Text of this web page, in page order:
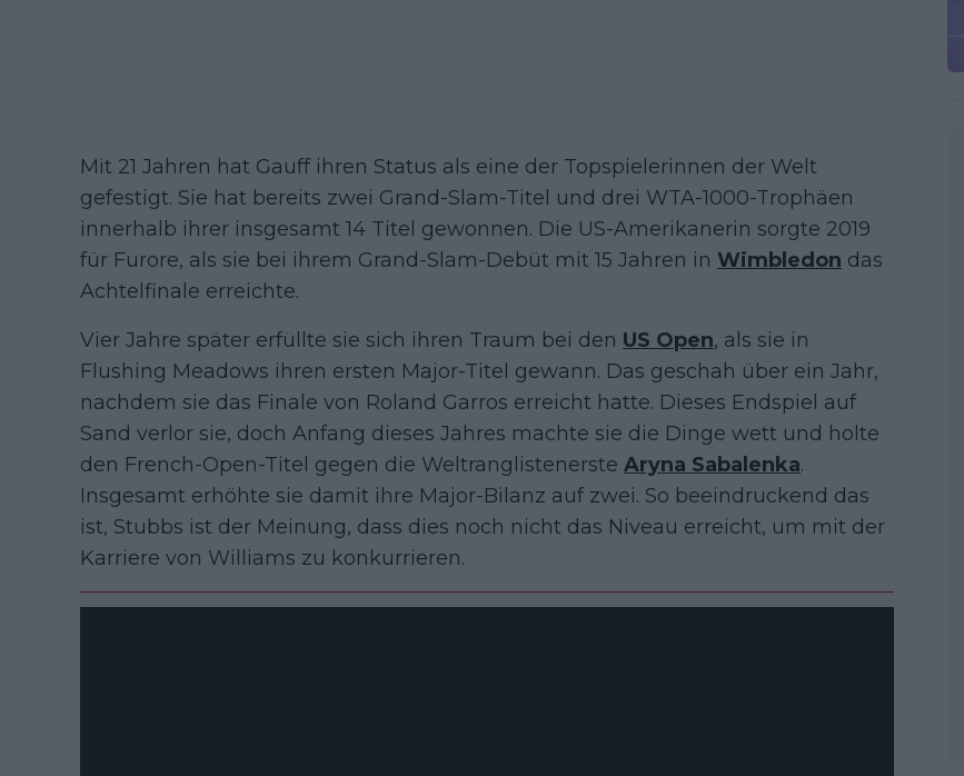
Mit 21 Jahren hat Gauff ihren Status als eine der Topspielerinnen der Welt
gefestigt. Sie hat bereits zwei Grand-Slam-Titel und drei WTA-1000-Trophäen
innerhalb ihrer insgesamt 14 Titel gewonnen. Die US-Amerikanerin sorgte 2019
für Furore, als sie bei ihrem Grand-Slam-Debüt mit 15 Jahren in Wimbledon das
Achtelfinale erreichte.
Vier Jahre später erfüllte sie sich ihren Traum bei den US Open, als sie in
Flushing Meadows ihren ersten Major-Titel gewann. Das geschah über ein Jahr,
nachdem sie das Finale von Roland Garros erreicht hatte. Dieses Endspiel auf
Sand verlor sie, doch Anfang dieses Jahres machte sie die Dinge wett und holte
den French-Open-Titel gegen die Weltranglistenerste Aryna Sabalenka.
Insgesamt erhöhte sie damit ihre Major-Bilanz auf zwei. So beeindruckend das
ist, Stubbs ist der Meinung, dass dies noch nicht das Niveau erreicht, um mit der
Karriere von Williams zu konkurrieren.